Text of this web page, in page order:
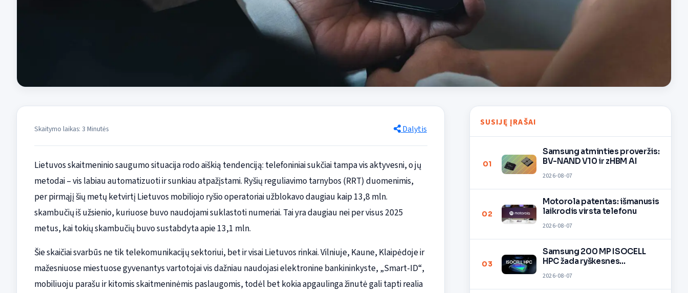
Skaitymo laikas: 3 Minutės Dalytis
Lietuvos skaitmeninio saugumo situacija rodo aiškią tendenciją: telefoniniai sukčiai tampa vis aktyvesni, o jų
metodai – vis labiau automatizuoti ir sunkiau atpažįstami. Ryšių reguliavimo tarnybos (RRT) duomenimis,
per pirmąjį šių metų ketvirtį Lietuvos mobiliojo ryšio operatoriai užblokavo daugiau kaip 13,8 mln.
skambučių iš užsienio, kuriuose buvo naudojami suklastoti numeriai. Tai yra daugiau nei per visus 2025
metus, kai tokių skambučių buvo sustabdyta apie 13,1 mln.
Šie skaičiai svarbūs ne tik telekomunikacijų sektoriui, bet ir visai Lietuvos rinkai. Vilniuje, Kaune, Klaipėdoje ir
mažesniuose miestuose gyvenantys vartotojai vis dažniau naudojasi elektronine bankininkyste, „Smart-ID“,
mobiliuoju parašu ir kitomis skaitmeninėmis paslaugomis, todėl bet kokia apgaulinga žinutė gali tapti realia
SUSIJĘ ĮRAŠAI
01
Samsung atminties proveržis:
BV-NAND V10 ir zHBM AI
2026-08-07
02
Motorola patentas: išmanusis
laikrodis virsta telefonu
2026-08-07
03
Samsung 200 MP ISOCELL
HPC žada ryškesnes
2026-08-07